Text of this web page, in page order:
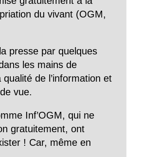
du vivant (OGM,
presse par quelques
les mains de
de l’information et
vue.
Inf’OGM, qui ne
gratuitement, ont
! Car, même en